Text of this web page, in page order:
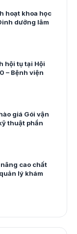
hoạt khoa học
dưỡng lâm
hội tụ tại Hội
– Bệnh viện
giá Gói vận
thuật phần
cao chất
lý khám